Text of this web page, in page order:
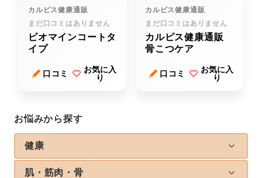
お悩みから探す
健康
肌・筋肉・骨
カルピス健康通販
まだ口コミはありません
ビオマインコートタ
イプ
口コミ
お気に入
り
カルピス健康通販
まだ口コミはありません
カルピス健康通販
骨こつケア
口コミ
お気に入
り